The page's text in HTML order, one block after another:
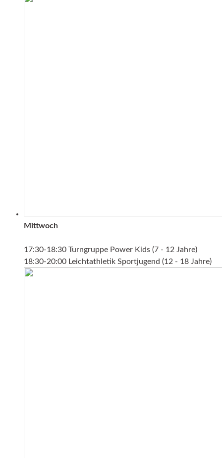
Mittwoch
17:30-18:30 Turngruppe Power Kids (7 - 12 Jahre)
18:30-20:00 Leichtathletik Sportjugend (12 - 18 Jahre)